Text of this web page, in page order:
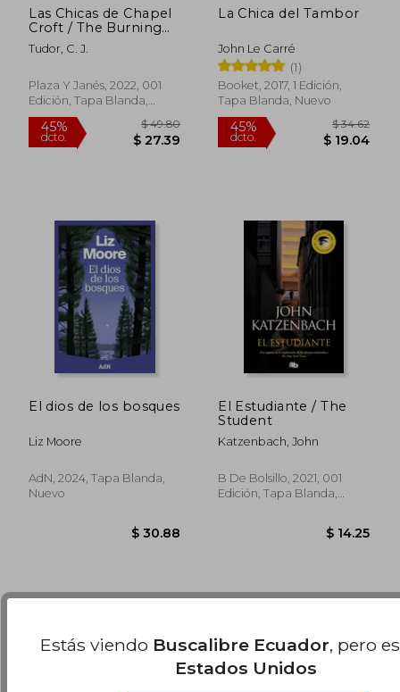
dcto.
45%
dcto. $ 26.44
Las Chicas de Chapel
Croft / The Burning
Girls
Tudor, C. J.
Plaza Y Janés, 2022, 001
Edición, Tapa Blanda,
Nuevo
La Chica del Tambor
John Le Carré
(1)
Booket, 2017, 1 Edición,
Tapa Blanda, Nuevo
El dios de los bosques
Liz Moore
AdN, 2024, Tapa Blanda,
Nuevo
El Estudiante / The
Student
Katzenbach, John
B De Bolsillo, 2021, 001
Edición, Tapa Blanda,
Estás viendo Buscalibre Ecuador, pero
Estados Unidos